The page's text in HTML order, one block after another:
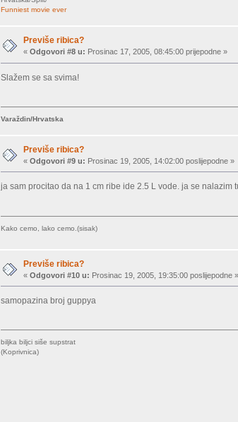
Funniest movie ever
Previše ribica?
«Odgovori #8 u: Prosinac 17, 2005, 08:45:00 prijepodne »
Slažem se sa svima!
Varaždin/Hrvatska
Previše ribica?
«Odgovori #9 u: Prosinac 19, 2005, 14:02:00 poslijepodne »
ja sam procitao da na 1 cm ribe ide 2.5 L vode. ja se nalazim
Kako cemo, lako cemo.(sisak)
Previše ribica?
«Odgovori #10 u: Prosinac 19, 2005, 19:35:00 poslijepodne »
samopazina broj guppya
biljka biljci siše supstrat
(Koprivnica)